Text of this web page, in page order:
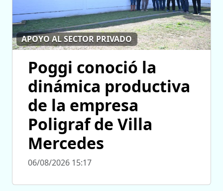
APOYO AL SECTOR PRIVADO
Poggi conoció la
dinámica productiva
de la empresa
Poligraf de Villa
Mercedes
06/08/2026 15:17